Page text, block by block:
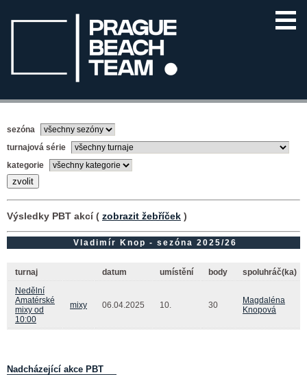
sezóna
turnajová série
kategorie
Výsledky PBT akcí ( zobrazit žebříček )
Vladimír Knop - sezóna 2025/26
turnaj datum umístění body
spoluhráč(ka)
Nedělní
Amatérské
mixy od
10:00
mixy 06.04.2025 10. 30
Magdaléna
Knopová
Nadcházející akce PBT